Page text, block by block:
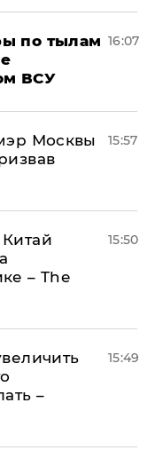
по тылам
ВСУ
16:07
Москвы
15:57
– The
15:50
–
15:49